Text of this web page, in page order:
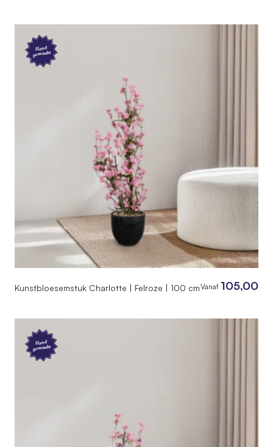
Hand
gemaakt
Kunstbloesemstuk Charlotte | Felroze | 100 cmVanaf 105,00
Hand
gemaakt